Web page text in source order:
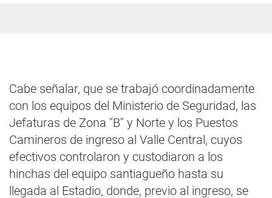
Cabe señalar, que se trabajó coordinadamente
con los equipos del Ministerio de Seguridad, las
Jefaturas de Zona "B" y Norte y los Puestos
Camineros de ingreso al Valle Central, cuyos
efectivos controlaron y custodiaron a los
hinchas del equipo santiagueño hasta su
llegada al Estadio, donde, previo al ingreso, se